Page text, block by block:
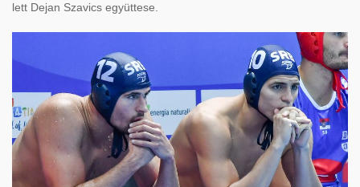
lett Dejan Szavics együttese.